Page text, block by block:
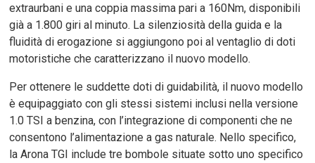
extraurbani e una coppia massima pari a 160Nm, disponibili
già a 1.800 giri al minuto. La silenziosità della guida e la
fluidità di erogazione si aggiungono poi al ventaglio di doti
motoristiche che caratterizzano il nuovo modello.
Per ottenere le suddette doti di guidabilità, il nuovo modello
è equipaggiato con gli stessi sistemi inclusi nella versione
1.0 TSI a benzina, con l’integrazione di componenti che ne
consentono l’alimentazione a gas naturale. Nello specifico,
la Arona TGI include tre bombole situate sotto uno specifico